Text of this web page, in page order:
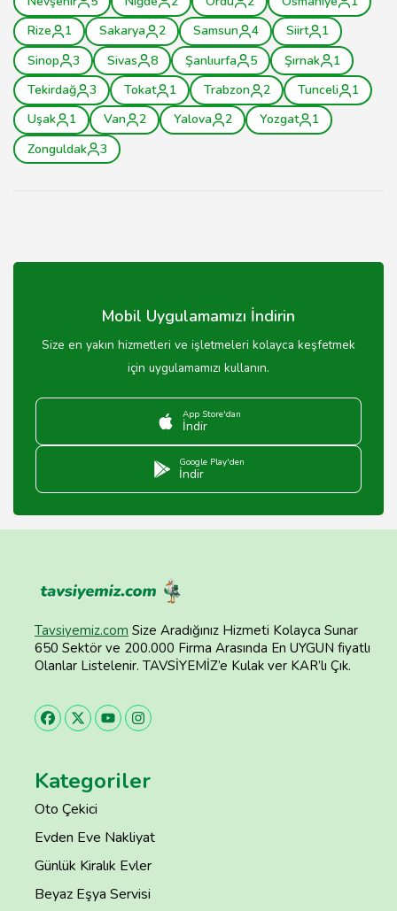
Rize
1 Sakarya 2 Samsun 4 Siirt
1
Sinop
3 Sivas 8 Şanlıurfa 5 Şırnak
1
Tekirdağ
3 Tokat 1 Trabzon 2 Tunceli
1
Uşak
1 Van 2 Yalova 2 Yozgat
1
Zonguldak
3
Mobil Uygulamamızı İndirin
Size en yakın hizmetleri ve işletmeleri kolayca keşfetmek
için uygulamamızı kullanın.
App Store'dan
İndir
Google Play'den
İndir
Tavsiyemiz.com Size Aradığınız Hizmeti Kolayca Sunar
650 Sektör ve 200.000 Firma Arasında En UYGUN fiyatlı
Olanlar Listelenir. TAVSİYEMİZ’e Kulak ver KAR’lı Çık.
Kategoriler
Oto Çekici
Evden Eve Nakliyat
Günlük Kiralık Evler
Beyaz Eşya Servisi